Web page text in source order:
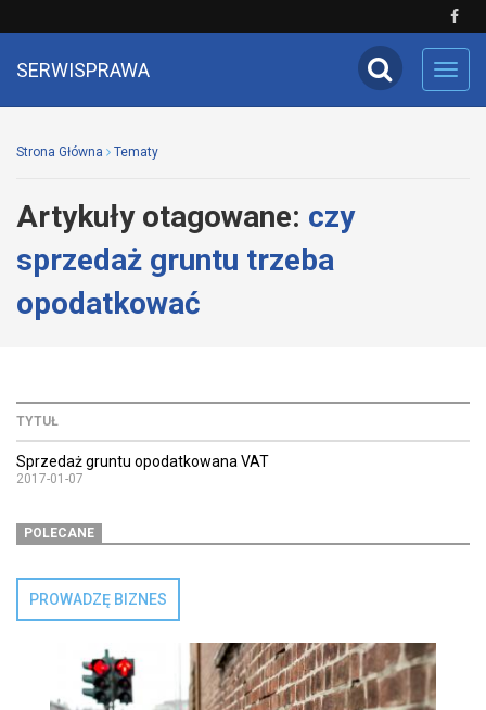
SERWISPRAWA
Strona Główna Tematy
Artykuły otagowane: czy
sprzedaż gruntu trzeba
opodatkować
TYTUŁ
Sprzedaż gruntu opodatkowana VAT
2017-01-07
POLECANE
PROWADZĘ BIZNES